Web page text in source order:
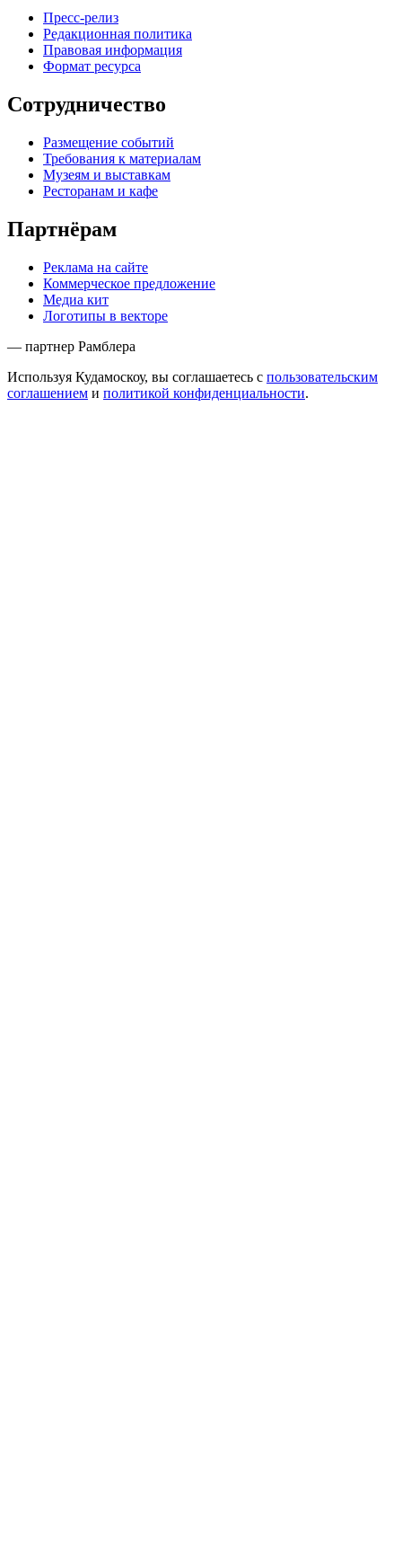
Пресс-релиз
Редакционная политика
Правовая информация
Формат ресурса
Сотрудничество
Размещение событий
Требования к материалам
Музеям и выставкам
Ресторанам и кафе
Партнёрам
Реклама на сайте
Коммерческое предложение
Медиа кит
Логотипы в векторе
— партнер Рамблера
Используя Кудамоскоу, вы соглашаетесь с пользовательским
соглашением и политикой конфиденциальности.